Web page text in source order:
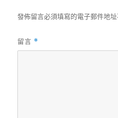
發佈留言必須填寫的電子郵件地址
留言 *